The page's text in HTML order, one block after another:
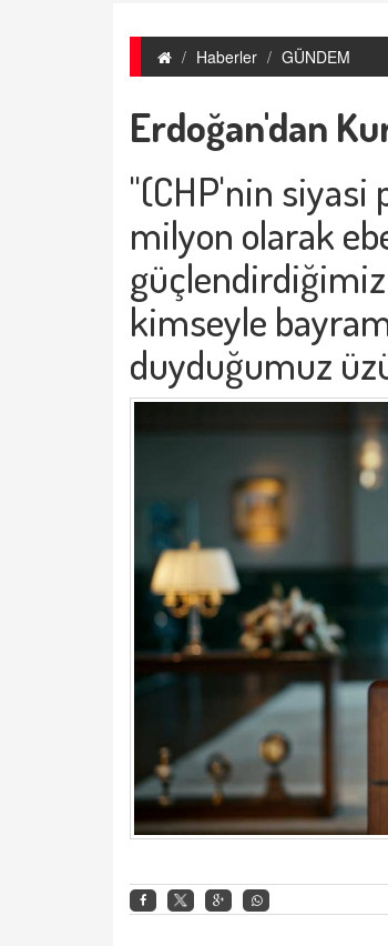
Haberler GÜNDEM
Erdoğan'dan
"(CHP'nin siyasi
milyon olarak
kimseyle
duyduğumuz